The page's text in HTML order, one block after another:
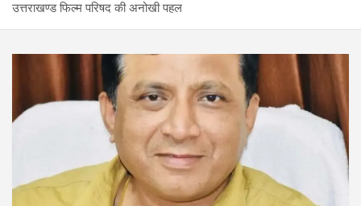
उत्तराखण्ड फिल्म परिषद की अनोखी पहल